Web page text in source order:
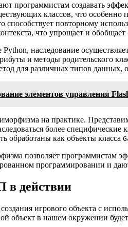
программистам создавать
классов, что особенно
способствует повторному
что упрощает и
наследование
и методы родительского
для различных типов данных,
элементов управления
на практике.
более специфические
обработаны как объекты класса
позволяет программистам
программировании и
действии
игрового объекта с
объект в нашем окружении